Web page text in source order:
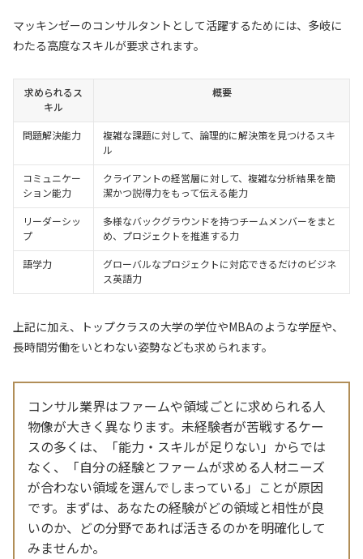
マッキンゼーのコンサルタントとして活躍するためには、多岐に
わたる高度なスキルが要求されます。
求められるス
キル
概要
問題解決能力
複雑な課題に対して、論理的に解決策を見つけるスキ
ル
コミュニケー
ション能力
クライアントの経営層に対して、複雑な分析結果を簡
潔かつ説得力をもって伝える能力
リーダーシッ
プ
多様なバックグラウンドを持つチームメンバーをまと
め、プロジェクトを推進する力
語学力
グローバルなプロジェクトに対応できるだけのビジネ
ス英語力
上記に加え、トップクラスの大学の学位やMBAのような学歴や、
長時間労働をいとわない姿勢なども求められます。
コンサル業界はファームや領域ごとに求められる人
物像が大きく異なります。未経験者が苦戦するケー
スの多くは、「能力・スキルが足りない」からでは
なく、「自分の経験とファームが求める人材ニーズ
が合わない領域を選んでしまっている」ことが原因
です。まずは、あなたの経験がどの領域と相性が良
いのか、どの分野であれば活きるのかを明確化して
みませんか。